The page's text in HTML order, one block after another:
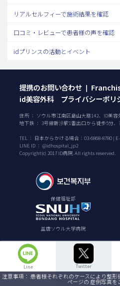
リアルセルフィーで施術結果を確認
口コミ・レビューで患者様の声を確認
idプリンスの活動とイベント
Line Twitter
提携のお問い合わせ |
id美容外科 プライバシーポリ
住所 ： ソウル市江南区島山大路142、ID美容
地下鉄 ： 3号線新沙駅1番出口から徒歩5分
TEL ： 日本からかける場合： 03-6868-8780 |
LINE ID ： @idhospital_jp2
Copyright(c) 2017 ID病院. All rights reserved.
保健福祉部
盆唐ソウル大学病院
注意事項： 患者様それぞれのケースにより整
ページの 症例写真を